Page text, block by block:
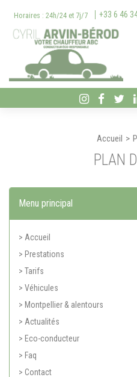
Horaires : 24h/24 et 7j/7 +33 6 46
Accueil
PLAN
Menu principal
> Accueil
> Prestations
> Tarifs
> Véhicules
> Montpellier & alentours
> Actualités
> Eco-conducteur
> Faq
> Contact